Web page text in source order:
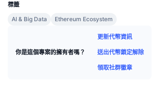
標籤
AI & Big Data
Ethereum Ecosystem
你是這個專案的擁有者嗎？
更新代幣資訊
送出代幣鎖定解除
領取社群徽章